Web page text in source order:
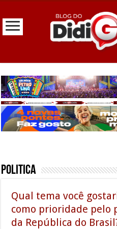
Politica
Qual tema você
como prioridade pelo
da República do